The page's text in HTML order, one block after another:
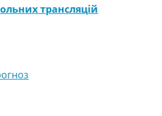
трансляцій